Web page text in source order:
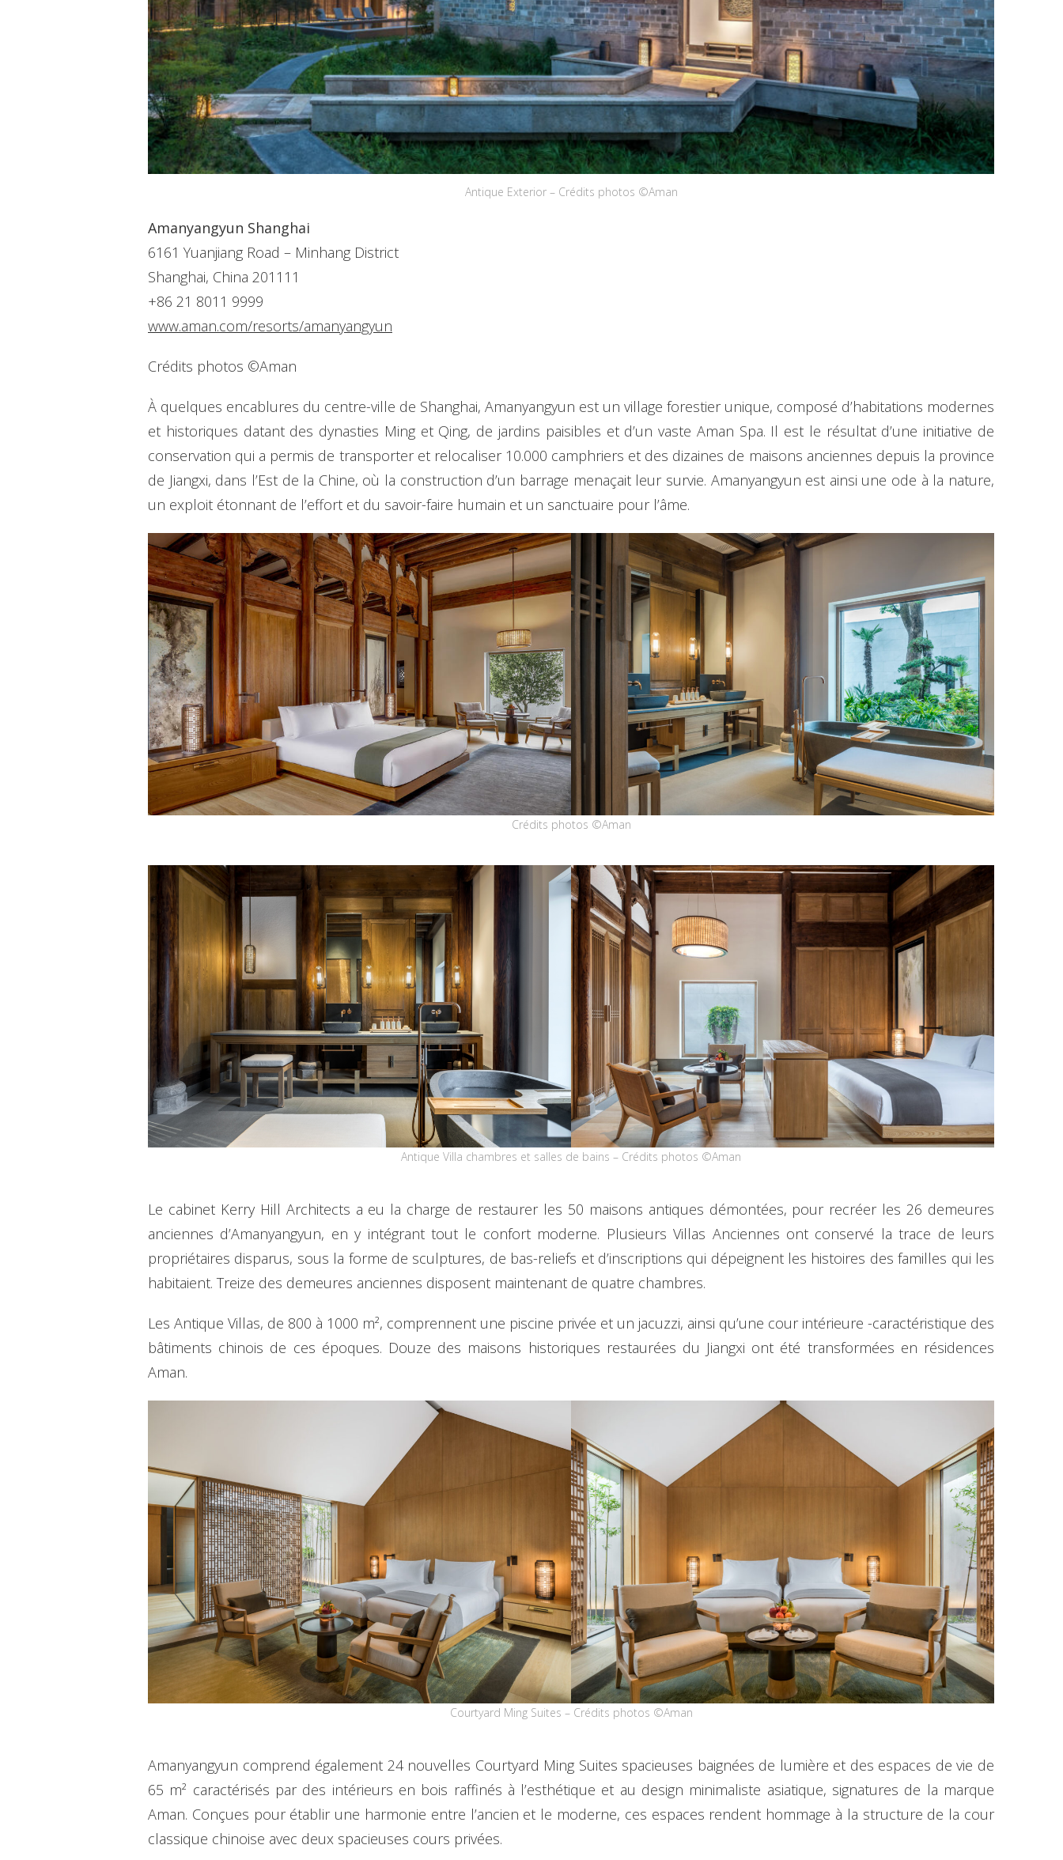
Antique Exterior – Crédits photos ©Aman
Amanyangyun Shanghai
6161 Yuanjiang Road – Minhang District
Shanghai, China 201111
+86 21 8011 9999
www.aman.com/resorts/amanyangyun
Crédits photos ©Aman
À quelques encablures du centre-ville de Shanghai, Amanyangyun est un village forestier unique, composé d’habitations modernes
et historiques datant des dynasties Ming et Qing, de jardins paisibles et d’un vaste Aman Spa. Il est le résultat d’une initiative de
conservation qui a permis de transporter et relocaliser 10.000 camphriers et des dizaines de maisons anciennes depuis la province
de Jiangxi, dans l’Est de la Chine, où la construction d’un barrage menaçait leur survie. Amanyangyun est ainsi une ode à la nature,
un exploit étonnant de l’effort et du savoir-faire humain et un sanctuaire pour l’âme.
Crédits photos ©Aman
Antique Villa chambres et salles de bains – Crédits photos ©Aman
Le cabinet Kerry Hill Architects a eu la charge de restaurer les 50 maisons antiques démontées, pour recréer les 26 demeures
anciennes d’Amanyangyun, en y intégrant tout le confort moderne. Plusieurs Villas Anciennes ont conservé la trace de leurs
propriétaires disparus, sous la forme de sculptures, de bas-reliefs et d’inscriptions qui dépeignent les histoires des familles qui les
habitaient. Treize des demeures anciennes disposent maintenant de quatre chambres.
Les Antique Villas, de 800 à 1000 m², comprennent une piscine privée et un jacuzzi, ainsi qu’une cour intérieure -caractéristique des
bâtiments chinois de ces époques. Douze des maisons historiques restaurées du Jiangxi ont été transformées en résidences
Aman.
Courtyard Ming Suites – Crédits photos ©Aman
Amanyangyun comprend également 24 nouvelles Courtyard Ming Suites spacieuses baignées de lumière et des espaces de vie de
65 m² caractérisés par des intérieurs en bois raffinés à l’esthétique et au design minimaliste asiatique, signatures de la marque
Aman. Conçues pour établir une harmonie entre l’ancien et le moderne, ces espaces rendent hommage à la structure de la cour
classique chinoise avec deux spacieuses cours privées.